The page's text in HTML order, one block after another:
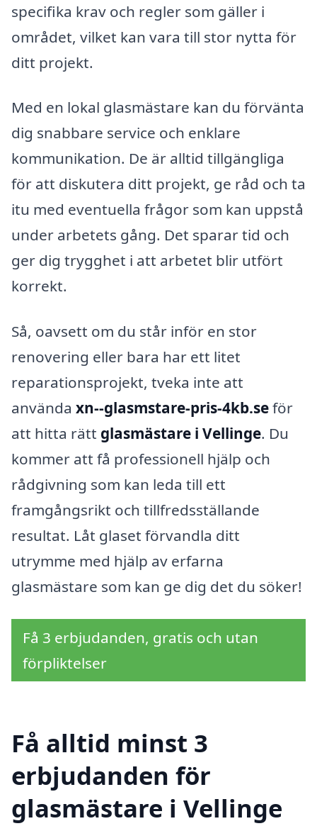
specifika krav och regler som gäller i
området, vilket kan vara till stor nytta för
ditt projekt.
Med en lokal glasmästare kan du förvänta
dig snabbare service och enklare
kommunikation. De är alltid tillgängliga
för att diskutera ditt projekt, ge råd och ta
itu med eventuella frågor som kan uppstå
under arbetets gång. Det sparar tid och
ger dig trygghet i att arbetet blir utfört
korrekt.
Så, oavsett om du står inför en stor
renovering eller bara har ett litet
reparationsprojekt, tveka inte att
använda xn--glasmstare-pris-4kb.seför
att hitta rätt glasmästare i Vellinge. Du
kommer att få professionell hjälp och
rådgivning som kan leda till ett
framgångsrikt och tillfredsställande
resultat. Låt glaset förvandla ditt
utrymme med hjälp av erfarna
glasmästare som kan ge dig det du söker!
Få 3 erbjudanden, gratis och utan
förpliktelser
Få alltid minst 3
erbjudanden för
glasmästare i Vellinge